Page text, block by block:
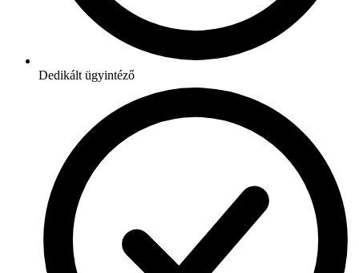
Dedikált ügyintéző